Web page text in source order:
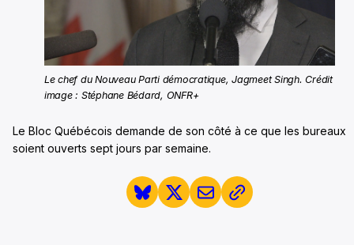
Le chef du Nouveau Parti démocratique, Jagmeet Singh. Crédit
image : Stéphane Bédard, ONFR+
Le Bloc Québécois demande de son côté à ce que les bureaux
soient ouverts sept jours par semaine.